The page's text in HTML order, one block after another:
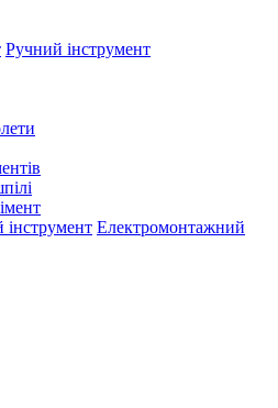
Ручний інструмент
Електромонтажний